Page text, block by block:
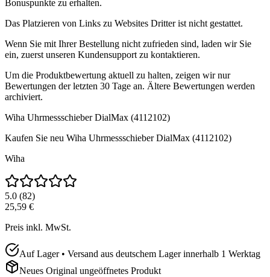
Bonuspunkte zu erhalten.
Das Platzieren von Links zu Websites Dritter ist nicht gestattet.
Wenn Sie mit Ihrer Bestellung nicht zufrieden sind, laden wir Sie
ein, zuerst unseren Kundensupport zu kontaktieren.
Um die Produktbewertung aktuell zu halten, zeigen wir nur
Bewertungen der letzten 30 Tage an. Ältere Bewertungen werden
archiviert.
Wiha Uhrmessschieber DialMax (4112102)
Kaufen Sie neu Wiha Uhrmessschieber DialMax (4112102)
Wiha
5.0 (82)
25,59 €
Preis inkl. MwSt.
Auf Lager • Versand aus deutschem Lager innerhalb 1 Werktag
Neues Original ungeöffnetes Produkt